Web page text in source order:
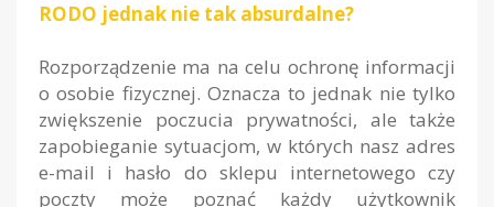
RODO jednak nie tak absurdalne?
Rozporządzenie ma na celu ochronę informacji
o osobie fizycznej. Oznacza to jednak nie tylko
zwiększenie poczucia prywatności, ale także
zapobieganie sytuacjom, w których nasz adres
e-mail i hasło do sklepu internetowego czy
poczty może poznać każdy użytkownik